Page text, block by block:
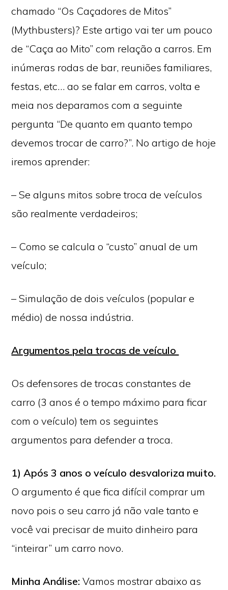
chamado “Os Caçadores de Mitos”
(Mythbusters)? Este artigo vai ter um pouco
de “Caça ao Mito” com relação a carros. Em
inúmeras rodas de bar, reuniões familiares,
festas, etc… ao se falar em carros, volta e
meia nos deparamos com a seguinte
pergunta “De quanto em quanto tempo
devemos trocar de carro?”. No artigo de hoje
iremos aprender:
– Se alguns mitos sobre troca de veículos
são realmente verdadeiros;
– Como se calcula o “custo” anual de um
veículo;
– Simulação de dois veículos (popular e
médio) de nossa indústria.
Argumentos pela trocas de veículo
Os defensores de trocas constantes de
carro (3 anos é o tempo máximo para ficar
com o veículo) tem os seguintes
argumentos para defender a troca.
1) Após 3 anos o veículo desvaloriza muito.
O argumento é que fica difícil comprar um
novo pois o seu carro já não vale tanto e
você vai precisar de muito dinheiro para
“inteirar” um carro novo.
Minha Análise:Vamos mostrar abaixo as